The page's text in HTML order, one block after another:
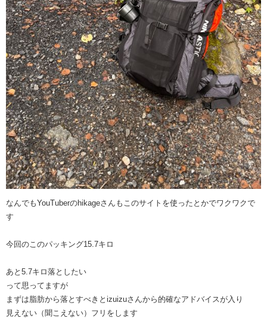
なんでもYouTuberのhikageさんもこのサイトを使ったとかでワクワクで
す
今回のこのパッキング15.7キロ
あと5.7キロ落としたい
って思ってますが
まずは脂肪から落とすべきとizuizuさんから的確なアドバイスが入り
見えない（聞こえない）フリをします